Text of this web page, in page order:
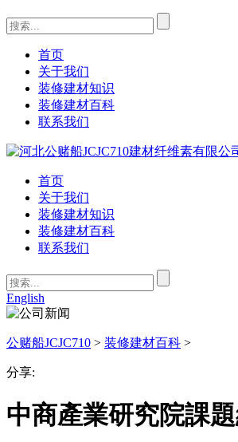
首页
关于我们
装修建材知识
装修建材百科
联系我们
首页
关于我们
装修建材知识
装修建材百科
联系我们
English
公赌船JCJC710 > 装修建材百科 >
分享:
中商產業研究院課